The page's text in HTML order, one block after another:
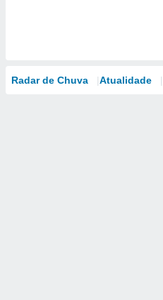
Radar de Chuva Atualidade